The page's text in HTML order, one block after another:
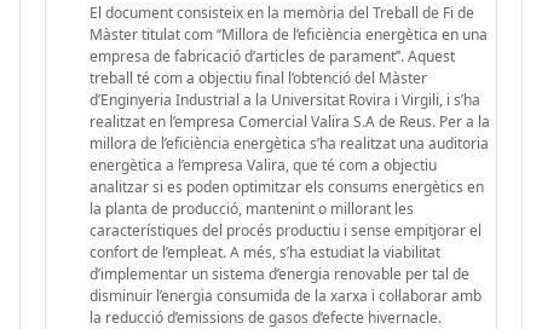
El document consisteix en la memòria del Treball de Fi de
Màster titulat com ‘‘Millora de l’eficiència energètica en una
empresa de fabricació d’articles de parament’’. Aquest
treball té com a objectiu final l’obtenció del Màster
d’Enginyeria Industrial a la Universitat Rovira i Virgili, i s’ha
realitzat en l’empresa Comercial Valira S.A de Reus. Per a la
millora de l’eficiència energètica s’ha realitzat una auditoria
energètica a l’empresa Valira, que té com a objectiu
analitzar si es poden optimitzar els consums energètics en
la planta de producció, mantenint o millorant les
característiques del procés productiu i sense empitjorar el
confort de l’empleat. A més, s’ha estudiat la viabilitat
d’implementar un sistema d’energia renovable per tal de
disminuir l’energia consumida de la xarxa i col·laborar amb
la reducció d’emissions de gasos d’efecte hivernacle.